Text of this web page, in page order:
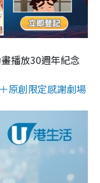
播放30週年紀念
原創限定感謝劇場